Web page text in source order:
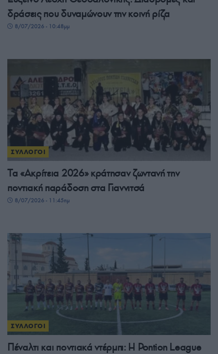
δράσεις που δυναμώνουν την κοινή ρίζα
8/07/2026 - 10:48μμ
ΣΥΛΛΟΓΟΙ
Τα «Ακρίτεια 2026» κράτησαν ζωντανή την
ποντιακή παράδοση στα Γιαννιτσά
8/07/2026 - 11:45πμ
ΣΥΛΛΟΓΟΙ
Πέναλτι και ποντιακά ντέρμπι: Η Pontion League